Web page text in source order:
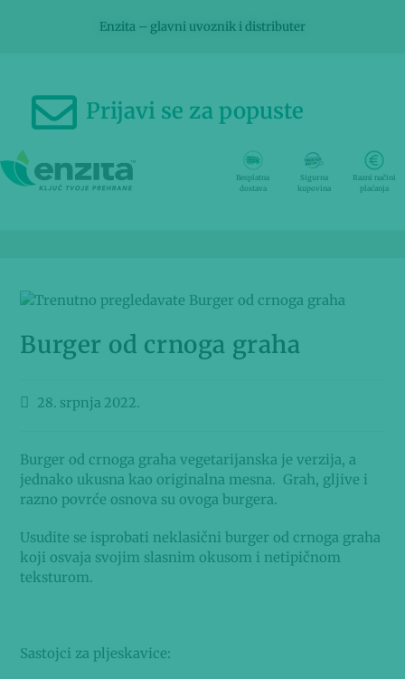
Enzita – glavni uvoznik i distributer
Prijavi se za popuste
Besplatna
dostava
Sigurna
kupovina
Razni načini
plaćanja
Burger od crnoga graha
28. srpnja 2022.
Burger od crnoga graha vegetarijanska je verzija, a
jednako ukusna kao originalna mesna. Grah, gljive i
razno povrće osnova su ovoga burgera.
Usudite se isprobati neklasični burger od crnoga graha
koji osvaja svojim slasnim okusom i netipičnom
teksturom.
Sastojci za pljeskavice: